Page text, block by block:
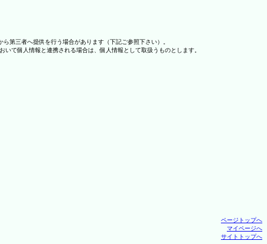
第三者へ提供を行う場合があります（下記ご参照下さい）。
て個人情報と連携される場合は、個人情報として取扱うものとします。
ページトップへ
マイページへ
サイトトップへ